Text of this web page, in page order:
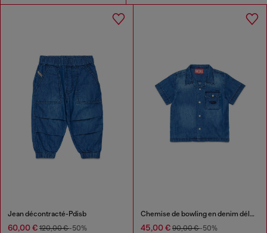
Jean décontracté-Pdisb
60,00 € 120,00 €-50%
Chemise de bowling en denim délavé
45,00 € 90,00 €-50%